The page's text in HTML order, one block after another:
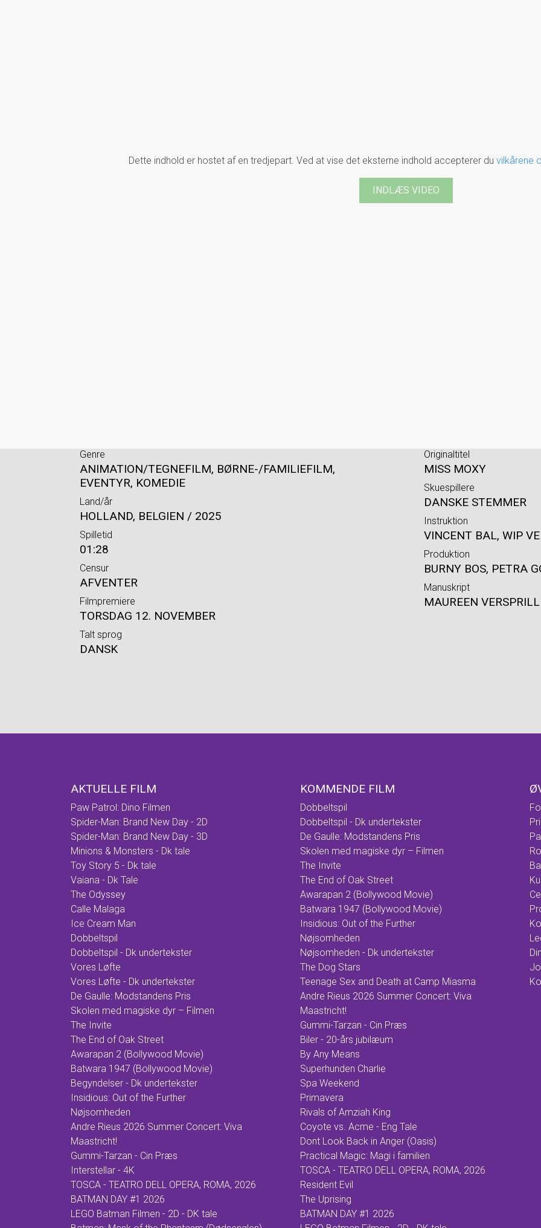
Dette indhold er hostet af en tredjepart. Ved at vise det eksterne indhold accepterer du vilkårene
INDLÆS VIDEO
Genre
ANIMATION/TEGNEFILM, BØRNE-/FAMILIEFILM,
EVENTYR, KOMEDIE
Land/år
HOLLAND, BELGIEN / 2025
Spilletid
01:28
Censur
AFVENTER
Filmpremiere
TORSDAG 12. NOVEMBER
Talt sprog
DANSK
Originaltitel
MISS MOXY
Skuespillere
DANSKE STEMMER
Instruktion
VINCENT BAL, WIP
Produktion
BURNY BOS, PETRA
Manuskript
MAUREEN
AKTUELLE FILM
Paw Patrol: Dino Filmen
Spider-Man: Brand New Day - 2D
Spider-Man: Brand New Day - 3D
Minions & Monsters - Dk tale
Toy Story 5 - Dk tale
Vaiana - Dk Tale
The Odyssey
Calle Malaga
Ice Cream Man
Dobbeltspil
Dobbeltspil - Dk undertekster
Vores Løfte
Vores Løfte - Dk undertekster
De Gaulle: Modstandens Pris
Skolen med magiske dyr – Filmen
The Invite
The End of Oak Street
Awarapan 2 (Bollywood Movie)
Batwara 1947 (Bollywood Movie)
Begyndelser - Dk undertekster
Insidious: Out of the Further
Nøjsomheden
Andre Rieus 2026 Summer Concert: Viva
Maastricht!
Gummi-Tarzan - Cin Præs
Interstellar - 4K
TOSCA - TEATRO DELL OPERA, ROMA, 2026
BATMAN DAY #1 2026
LEGO Batman Filmen - 2D - DK tale
KOMMENDE FILM
Dobbeltspil
Dobbeltspil - Dk undertekster
De Gaulle: Modstandens Pris
Skolen med magiske dyr – Filmen
The Invite
The End of Oak Street
Awarapan 2 (Bollywood Movie)
Batwara 1947 (Bollywood Movie)
Insidious: Out of the Further
Nøjsomheden
Nøjsomheden - Dk undertekster
The Dog Stars
Teenage Sex and Death at Camp Miasma
Andre Rieus 2026 Summer Concert: Viva
Maastricht!
Gummi-Tarzan - Cin Præs
Biler - 20-års jubilæum
By Any Means
Superhunden Charlie
Spa Weekend
Primavera
Rivals of Amziah King
Coyote vs. Acme - Eng Tale
Dont Look Back in Anger (Oasis)
Practical Magic: Magi i familien
TOSCA - TEATRO DELL OPERA, ROMA, 2026
Resident Evil
The Uprising
BATMAN DAY #1 2026